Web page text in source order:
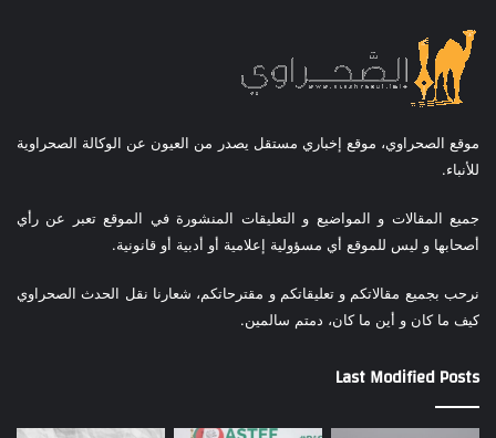
موقع الصحراوي، موقع إخباري مستقل يصدر من العيون عن الوكالة الصحراوية
للأنباء.
جميع المقالات و المواضيع و التعليقات المنشورة في الموقع تعبر عن رأي
أصحابها و ليس للموقع أي مسؤولية إعلامية أو أدبية أو قانونية.
نرحب بجميع مقالاتكم و تعليقاتكم و مقترحاتكم، شعارنا نقل الحدث الصحراوي
كيف ما كان و أين ما كان، دمتم سالمين.
Last Modified Posts